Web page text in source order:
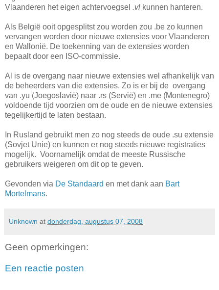
Vlaanderen het eigen achtervoegsel .vl kunnen hanteren.
Als België ooit opgesplitst zou worden zou .be zo kunnen
vervangen worden door nieuwe extensies voor Vlaanderen
en Wallonië. De toekenning van de extensies worden
bepaalt door een ISO-commissie.
Al is de overgang naar nieuwe extensies wel afhankelijk van
de beheerders van die extensies. Zo is er bij de overgang
van .yu (Joegoslavië) naar .rs (Servië) en .me (Montenegro)
voldoende tijd voorzien om de oude en de nieuwe extensies
tegelijkertijd te laten bestaan.
In Rusland gebruikt men zo nog steeds de oude .su extensie
(Sovjet Unie) en kunnen er nog steeds nieuwe registraties
mogelijk. Voornamelijk omdat de meeste Russische
gebruikers weigeren om dit op te geven.
Gevonden via De Standaard en met dank aan Bart
Mortelmans.
Unknown at donderdag, augustus 07, 2008
Geen opmerkingen:
Een reactie posten